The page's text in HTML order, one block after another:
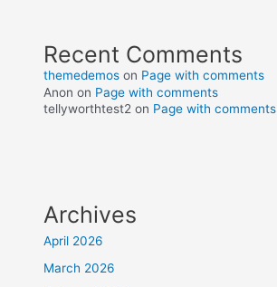
Recent Comments
themedemos on Page with comments
Anon on Page with comments
tellyworthtest2 on Page with comments
Archives
April 2026
March 2026